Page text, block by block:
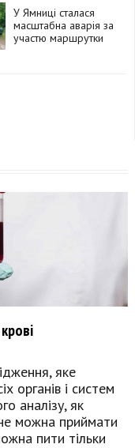
У Ямниці сталася
масштабна аварія за
участю маршрутки
яке
органів і систем
аналізу, як
можна приймати
пити тільки